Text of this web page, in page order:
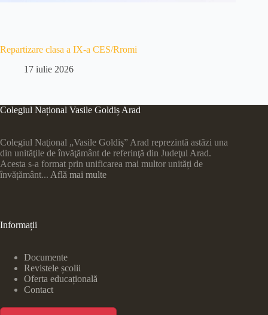
Repartizare clasa a IX-a CES/Rromi
17 iulie 2026
Colegiul Național Vasile Goldiș Arad
Colegiul Naţional „Vasile Goldiş” Arad reprezintă astăzi una
din unităţile de învăţământ de referinţă din Judeţul Arad.
Acesta s-a format prin unificarea mai multor unități de
învățământ... Află mai multe
Informații
Documente
Revistele școlii
Oferta educațională
Contact